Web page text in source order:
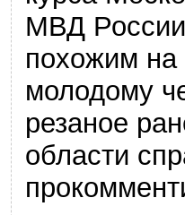
МВД
похожим
молодому
резаное
области